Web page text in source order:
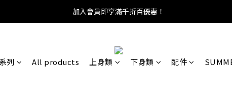
加入會員即享滿千折百優惠！
列 All products 上身類 下身類 配件